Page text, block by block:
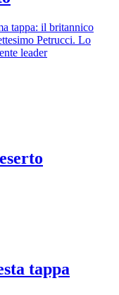
tappa: il britannico
Petrucci. Lo
leader
tappa